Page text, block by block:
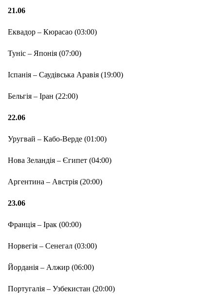
21.06
Еквадор – Кюрасао (03:00)
Туніс – Японія (07:00)
Іспанія – Саудівська Аравія (19:00)
Бельгія – Іран (22:00)
22.06
Уругвай – Кабо-Верде (01:00)
Нова Зеландія – Єгипет (04:00)
Аргентина – Австрія (20:00)
23.06
Франція – Ірак (00:00)
Норвегія – Сенегал (03:00)
Йорданія – Алжир (06:00)
Португалія – Узбекистан (20:00)